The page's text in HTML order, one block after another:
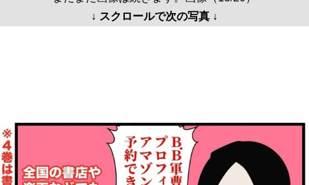
↓ スクロールで次の写真 ↓